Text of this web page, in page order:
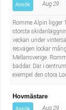
Ansök Aug 29
Romme Alpin ligger
största
veckan under
resvägen lockar
Mellansverige.
bäddar. Där i
exempel den stora
Hovmästare
Ansök Aug 29